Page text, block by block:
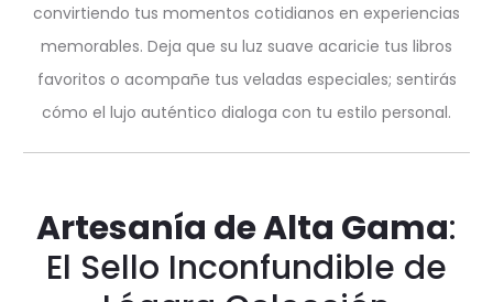
convirtiendo tus momentos cotidianos en experiencias
memorables. Deja que su luz suave acaricie tus libros
favoritos o acompañe tus veladas especiales; sentirás
cómo el lujo auténtico dialoga con tu estilo personal.
Artesanía de Alta Gama:
El Sello Inconfundible de